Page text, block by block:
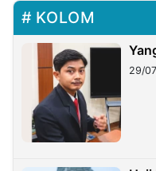
KOLOM
29/